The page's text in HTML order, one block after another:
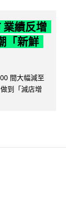
業績反增
「新鮮
間大幅減至
到「減店增